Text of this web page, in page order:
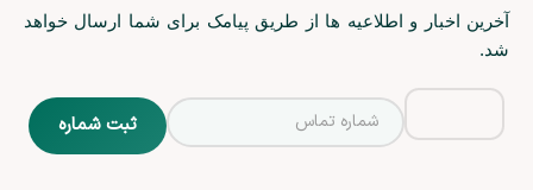
آخرین اخبار و اطلاعیه ها از طریق پیامک برای شما ارسال خواهد
شد.